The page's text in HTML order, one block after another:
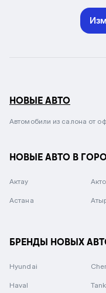
НОВЫЕ АВТО
Автомобили из салона от
НОВЫЕ АВТО В
Актау
Астана
БРЕНДЫ НОВЫХ
Hyundai
Haval Tank